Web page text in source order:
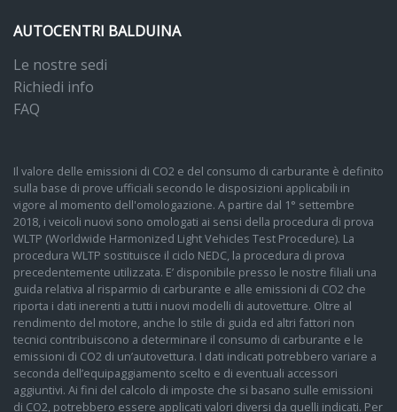
AUTOCENTRI BALDUINA
Le nostre sedi
Richiedi info
FAQ
Il valore delle emissioni di CO2 e del consumo di carburante è definito
sulla base di prove ufficiali secondo le disposizioni applicabili in
vigore al momento dell'omologazione. A partire dal 1° settembre
2018, i veicoli nuovi sono omologati ai sensi della procedura di prova
WLTP (Worldwide Harmonized Light Vehicles Test Procedure). La
procedura WLTP sostituisce il ciclo NEDC, la procedura di prova
precedentemente utilizzata. E’ disponibile presso le nostre filiali una
guida relativa al risparmio di carburante e alle emissioni di CO2 che
riporta i dati inerenti a tutti i nuovi modelli di autovetture. Oltre al
rendimento del motore, anche lo stile di guida ed altri fattori non
tecnici contribuiscono a determinare il consumo di carburante e le
emissioni di CO2 di un’autovettura. I dati indicati potrebbero variare a
seconda dell’equipaggiamento scelto e di eventuali accessori
aggiuntivi. Ai fini del calcolo di imposte che si basano sulle emissioni
di CO2, potrebbero essere applicati valori diversi da quelli indicati. Per